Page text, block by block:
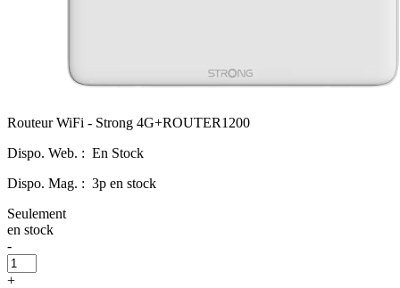
Routeur WiFi - Strong 4G+ROUTER1200
Dispo. Web. : En Stock
Dispo. Mag. : 3p en stock
Seulement
en stock
-
+